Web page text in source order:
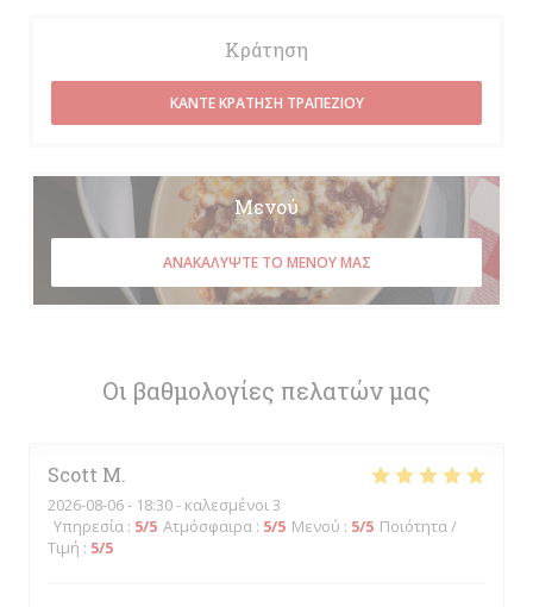
Οι βαθμολογίες πελατών μας
Scott M
2026-08-06- 18:30 - καλεσμένοι 3
Υπηρεσία : 5/5 Ατμόσφαιρα : 5/5 Μενού : 5/5 Ποιότητα /
Τιμή : 5/5
Κράτηση
ΚΆΝΤΕ ΚΡΆΤΗΣΗ ΤΡΑΠΕΖΙΟΎ
Μενού
ΑΝΑΚΑΛΎΨΤΕ ΤΟ ΜΕΝΟΎ ΜΑΣ